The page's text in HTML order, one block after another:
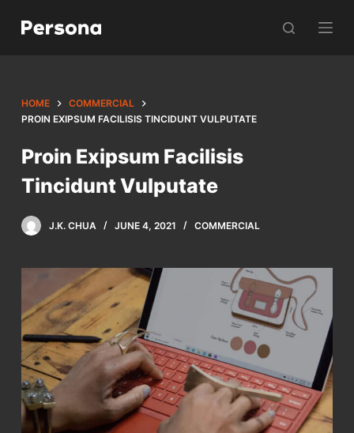
S
k
o
o
n
e
HOME
COMMERCIAL
PROIN EXIPSUM FACILISIS TINCIDUNT VULPUTATE
Proin Exipsum Facilisis
Tincidunt Vulputate
J.K. CHUA JUNE 4, 2021 COMMERCIAL